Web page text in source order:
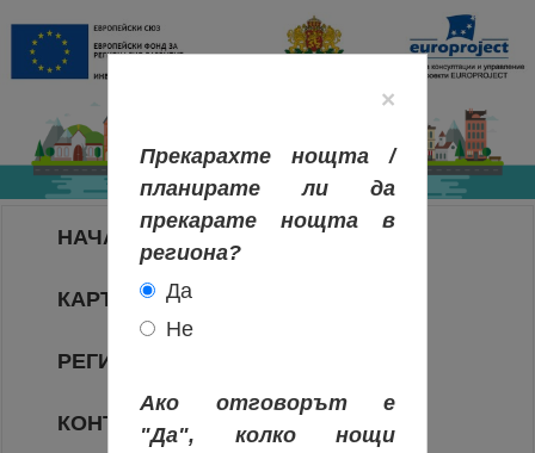
НАЧАЛО
КАРТА НА РЕГИОНИТЕ
РЕГИОНИ
КОНТАКТИ
×
Прекарахте нощта /
планирате ли да
прекарате нощта в
региона?
Да
Не
Ако отговорът е
"Да", колко нощи